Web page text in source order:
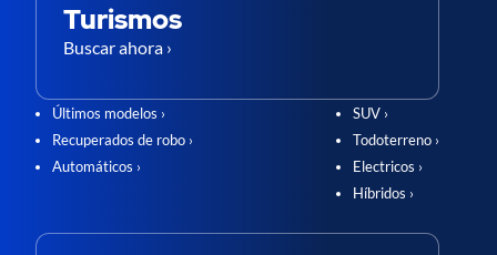
Turismos
Buscar ahora ›
Últimos modelos ›
Recuperados de robo ›
Automáticos ›
SUV ›
Todoterreno ›
Electricos ›
Híbridos ›